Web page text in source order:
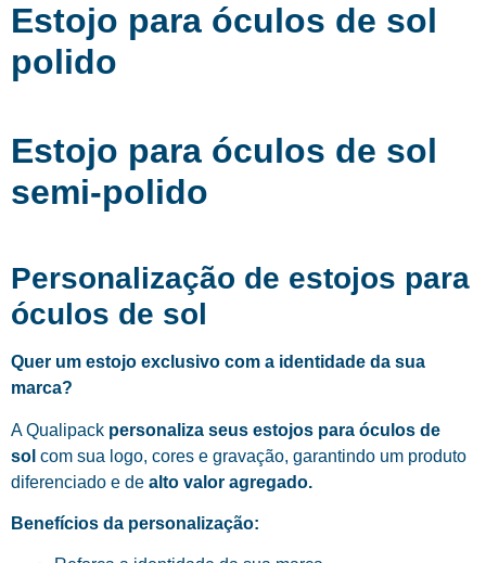
Estojo para óculos de sol
polido
Estojo para óculos de sol
semi-polido
Personalização de estojos para
óculos de sol
Quer um estojo exclusivo com a identidade da sua
marca?
A Qualipack personaliza seus estojos para óculos de
sol com sua logo, cores e gravação, garantindo um produto
diferenciado e de alto valor agregado.
Benefícios da personalização: